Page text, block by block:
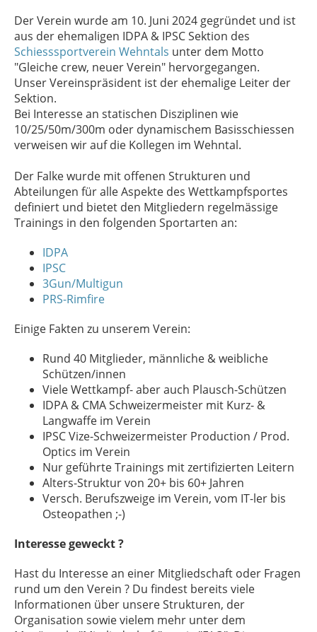
Der Verein wurde am 10. Juni 2024 gegründet und ist
aus der ehemaligen IDPA & IPSC Sektion des
Schiesssportverein Wehntals unter dem Motto
"Gleiche crew, neuer Verein" hervorgegangen.
Unser Vereinspräsident ist der ehemalige Leiter der
Sektion.
Bei Interesse an statischen Disziplinen wie
10/25/50m/300m oder dynamischem Basisschiessen
verweisen wir auf die Kollegen im Wehntal.
Der Falke wurde mit offenen Strukturen und
Abteilungen für alle Aspekte des Wettkampfsportes
definiert und bietet den Mitgliedern regelmässige
Trainings in den folgenden Sportarten an:
IDPA
IPSC
3Gun/Multigun
PRS-Rimfire
Einige Fakten zu unserem Verein:
Rund 40 Mitglieder, männliche & weibliche
Schützen/innen
Viele Wettkampf- aber auch Plausch-Schützen
IDPA & CMA Schweizermeister mit Kurz- &
Langwaffe im Verein
IPSC Vize-Schweizermeister Production / Prod.
Optics im Verein
Nur geführte Trainings mit zertifizierten Leitern
Alters-Struktur von 20+ bis 60+ Jahren
Versch. Berufszweige im Verein, vom IT-ler bis
Osteopathen ;-)
Interesse geweckt ?
Hast du Interesse an einer Mitgliedschaft oder Fragen
rund um den Verein ? Du findest bereits viele
Informationen über unsere Strukturen, der
Organisation sowie vielem mehr unter dem